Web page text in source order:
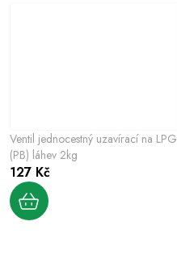
Ventil jednocestný uzavírací na LPG
(PB) láhev 2kg
127 Kč